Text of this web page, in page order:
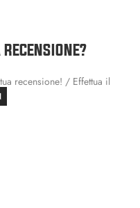
recensione! / Effettua il